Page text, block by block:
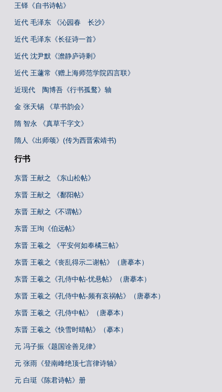
王铎《自书诗帖》
近代 毛泽东 《沁园春 长沙》
近代 毛泽东《长征诗一首》
近代 沈尹默《澹静庐诗剩》
近代 王蘧常《赠上海师范学院四言联》
近现代 陶博吾《行书孤鹜》轴
金 张天锡 《草书韵会》
隋 智永 《真草千字文》
隋人《出师颂》(传为西晋索靖书)
行书
东晋 王献之 《东山松帖》
东晋 王献之 《鄱阳帖》
东晋 王献之《不谓帖》
东晋 王珣《伯远帖》
东晋 王羲之 《平安何如奉橘三帖》
东晋 王羲之《丧乱得示二谢帖》（唐摹本）
东晋 王羲之《孔侍中帖-忧悬帖》（唐摹本）
东晋 王羲之《孔侍中帖-频有哀祸帖》（唐摹本）
东晋 王羲之《孔侍中帖》（唐摹本）
东晋 王羲之《快雪时晴帖》（摹本）
元 冯子振《题国诠善见律》
元 张雨《登南峰绝顶七言律诗轴》
元 白珽《陈君诗帖》册